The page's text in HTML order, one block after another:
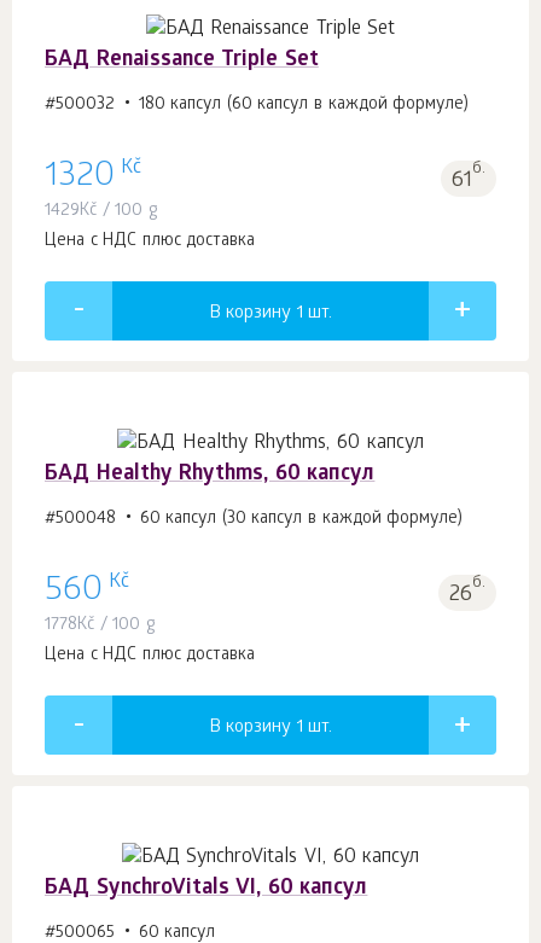
БАД Renaissance Triple Set
#500032 180 капсул (60 капсул в каждой формуле)
1320 Kč 61б.
1429Kč / 100 g
Цена с НДС плюс доставка
В корзину 1 шт.
БАД Healthy Rhythms, 60 капсул
#500048 60 капсул (30 капсул в каждой формуле)
560 Kč 26б.
1778Kč / 100 g
Цена с НДС плюс доставка
В корзину 1 шт.
БАД SynchroVitals VI, 60 капсул
#500065 60 капсул